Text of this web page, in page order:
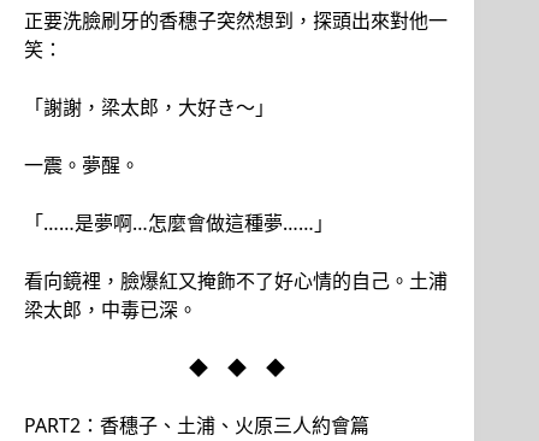
正要洗臉刷牙的香穗子突然想到，探頭出來對他一
笑：
「謝謝，梁太郎，大好き～」
一震。夢醒。
「……是夢啊…怎麼會做這種夢……」
看向鏡裡，臉爆紅又掩飾不了好心情的自己。土浦
梁太郎，中毒已深。
◆ ◆ ◆
PART2：香穗子、土浦、火原三人約會篇